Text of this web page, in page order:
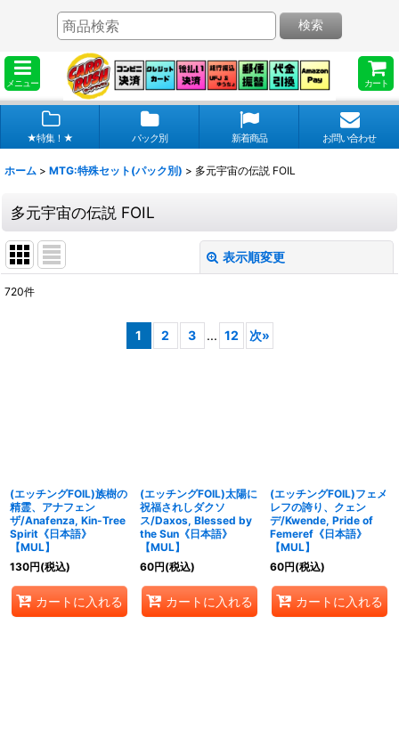
メニュー カート
検索
★特集！★ パック別 新着商品 お問い合わせ
ホーム > MTG:特殊セット(パック別) > 多元宇宙の伝説 FOIL
多元宇宙の伝説 FOIL
表示順変更
720件
1 2 3 ... 12 次»
(エッチングFOIL)族樹の
精霊、アナフェン
ザ/Anafenza, Kin-Tree
Spirit《日本語》
【MUL】
130円(税込)
カートに入れる
(エッチングFOIL)太陽に
祝福されしダクソ
ス/Daxos, Blessed by
the Sun《日本語》
【MUL】
60円(税込)
カートに入れる
(エッチングFOIL)フェメ
レフの誇り、クェン
デ/Kwende, Pride of
Femeref《日本語》
【MUL】
60円(税込)
カートに入れる